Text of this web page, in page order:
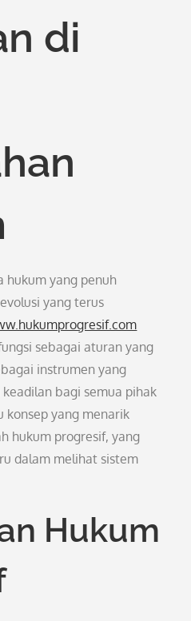
di
hukum yang penuh
yang terus
sebagai aturan yang
instrumen yang
bagi semua pihak
konsep yang menarik
hukum progresif, yang
dalam melihat sistem
Hukum